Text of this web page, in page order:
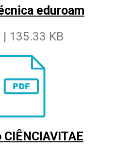
eduroam
| 135.33 KB